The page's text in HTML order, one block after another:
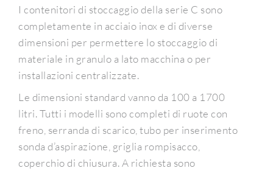
I contenitori di stoccaggio della serie C sono
completamente in acciaio inox e di diverse
dimensioni per permettere lo stoccaggio di
materiale in granulo a lato macchina o per
installazioni centralizzate.
Le dimensioni standard vanno da 100 a 1700
litri. Tutti i modelli sono completi di ruote con
freno, serranda di scarico, tubo per inserimento
sonda d’aspirazione, griglia rompisacco,
coperchio di chiusura. A richiesta sono